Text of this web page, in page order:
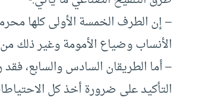
– إن الطرف الخمسة الأولى كلها
الأنساب وضياع الأمومة وغير ذلك
– أما الطريقان السادس والسابع،
التأكيد على ضرورة أخذ كل